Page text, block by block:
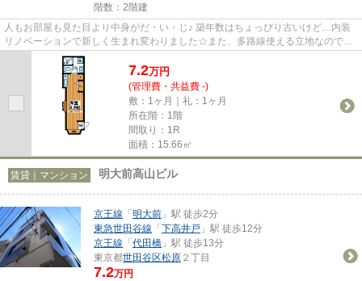
階数：2階建
人もお部屋も見た目より中身がだ・い・じ♪ 築年数はちょっぴり古いけど…内装
リノベーションで新しく生まれ変わりました☆また、多路線使える立地なので通
勤や休日のお出かけは楽ちん♪人...
7.2万円
(管理費・共益費 -)
敷：1ヶ月｜礼：1ヶ月
所在階：1階
間取り：1R
面積：15.66㎡
賃貸｜マンション 明大前高山ビル
京王線 「明大前 」駅 徒歩2分
東急世田谷線 「下高井戸 」駅 徒歩12分
京王線 「代田橋 」駅 徒歩13分
東京都世田谷区松原 ２丁目
7.2万円